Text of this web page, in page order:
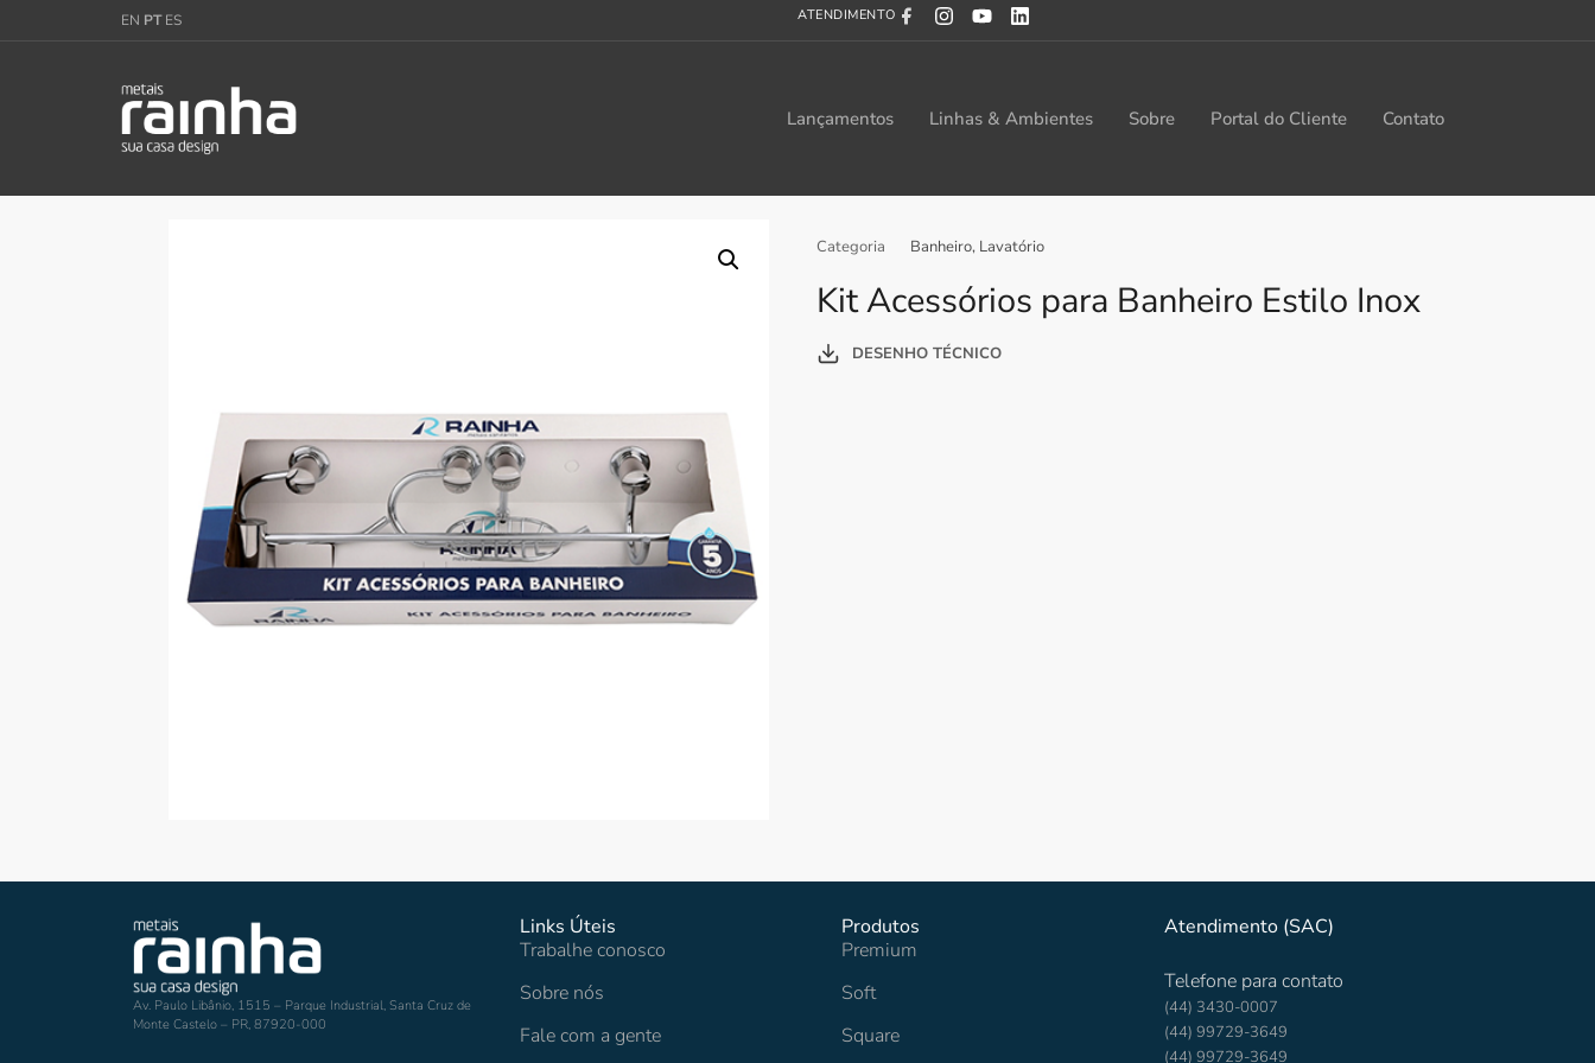
EN PT ES ATENDIMENTO
Lançamentos Linhas & Ambientes Sobre Portal do Cliente Contato
Categoria Banheiro, Lavatório
Kit Acessórios para Banheiro Estilo Inox
DESENHO TÉCNICO
Av. Paulo Libânio, 1515 – Parque Industrial, Santa Cruz de
Monte Castelo – PR, 87920-000
Links Úteis
Trabalhe conosco
Sobre nós
Fale com a gente
Produtos
Premium
Soft
Square
Atendimento (SAC)
Telefone para contato
(44) 3430-0007
(44) 99729-3649
(44) 99729-3649